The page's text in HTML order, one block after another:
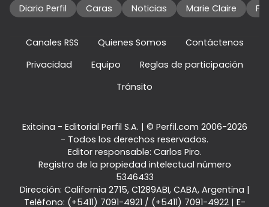
Diario Perfil Caras Noticias Marie Claire
Canales RSS Quienes Somos
Contáctenos
Privacidad
Equipo
Reglas de participación
Tránsito
Exitoina - Editorial Perfil S.A. | © Perfil.com 2006-2026
- Todos los derechos reservados.
Editor responsable: Carlos Piro.
Registro de la propiedad intelectual número
5346433
Dirección: California 2715, C1289ABI, CABA, Argentina |
Teléfono: (+5411) 7091-4921 / (+5411) 7091-4922| E-